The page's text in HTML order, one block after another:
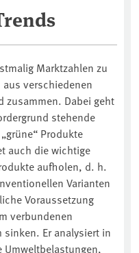
Marktzahlen zu
verschiedenen
zusammen. Dabei geht
stehende
Produkte
auch die wichtige
aufholen, d. h.
Varianten
Voraussetzung
verbundenen
Er analysiert in